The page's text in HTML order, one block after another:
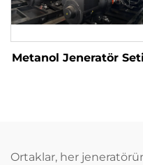
Metanol Jeneratör Seti
Ortaklar, her